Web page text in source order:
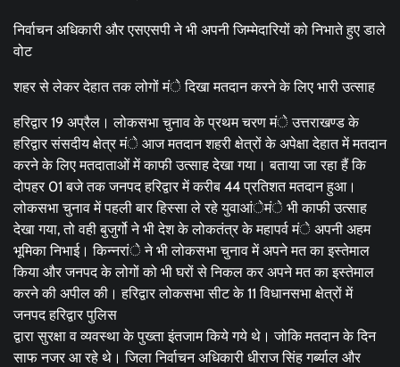
निर्वाचन अधिकारी और एसएसपी ने भी अपनी जिम्मेदारियों को निभाते हुए डाले
वोट
शहर से लेकर देहात तक लोगों मंे दिखा मतदान करने के लिए भारी उत्साह
हरिद्वार 19 अप्रैल। लोकसभा चुनाव के प्रथम चरण मंे उत्तराखण्ड के
हरिद्वार संसदीय क्षेत्र मंे आज मतदान शहरी क्षेत्रों के अपेक्षा देहात में मतदान
करने के लिए मतदाताओं में काफी उत्साह देखा गया। बताया जा रहा हैं कि
दोपहर 01 बजे तक जनपद हरिद्वार में करीब 44 प्रतिशत मतदान हुआ।
लोकसभा चुनाव में पहली बार हिस्सा ले रहे युवाआंेमंे भी काफी उत्साह
देखा गया, तो वही बुजुर्गो ने भी देश के लोकतंत्र के महापर्व मंे अपनी अहम
भूमिका निभाई। किन्नरांे ने भी लोकसभा चुनाव में अपने मत का इस्तेमाल
किया और जनपद के लोगों को भी घरों से निकल कर अपने मत का इस्तेमाल
करने की अपील की। हरिद्वार लोकसभा सीट के 11 विधानसभा क्षेत्रों में
जनपद हरिद्वार पुलिस
द्वारा सुरक्षा व व्यवस्था के पुख्ता इंतजाम किये गये थे। जोकि मतदान के दिन
साफ नजर आ रहे थे। जिला निर्वाचन अधिकारी धीराज सिंह गर्ब्याल और